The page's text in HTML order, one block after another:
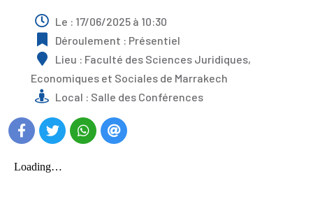
Le : 17/06/2025 à 10:30
Déroulement : Présentiel
Lieu : Faculté des Sciences Juridiques,
Economiques et Sociales de Marrakech
Local : Salle des Conférences